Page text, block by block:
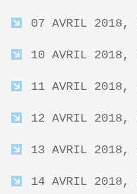
07 AVRIL 2018,
10 AVRIL 2018,
11 AVRIL 2018,
12 AVRIL 2018,
13 AVRIL 2018,
14 AVRIL 2018,